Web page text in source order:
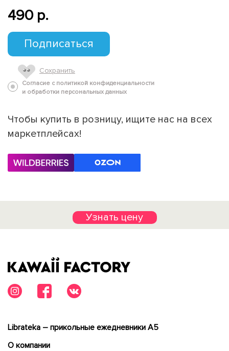
490 p.
Подписаться
Сохранить
Согласие с политикой конфиденциальности
и обработки персональных данных
Чтобы купить в розницу, ищите нас на всех
маркетплейсах!
Узнать цену
Librateka – прикольные ежедневники А5
О компании